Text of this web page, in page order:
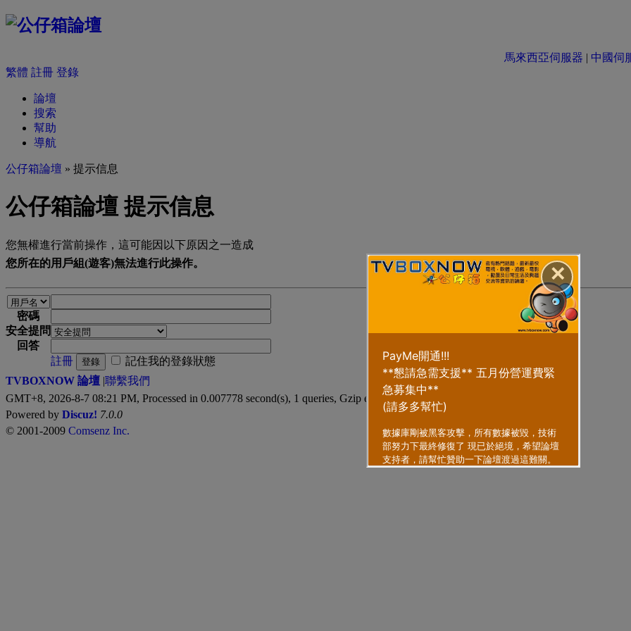
✕
馬來西亞伺服器 | 中國伺
繁體 註冊 登錄
論壇
搜索
幫助
導航
公仔箱論壇 » 提示信息
公仔箱論壇 提示信息
您無權進行當前操作，這可能因以下原因之一造成
您所在的用戶組(遊客)無法進行此操作。
密碼
安全提問
回答
註冊
登錄
記住我的登錄狀態
TVBOXNOW 論壇 |聯繫我們
GMT+8, 2026-8-7 08:21 PM, Processed in 0.007778 second(s), 1 queries, Gzip enabled.
Powered by Discuz! 7.0.0
© 2001-2009 Comsenz Inc.